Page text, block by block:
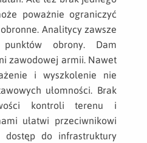
poważnie ograniczyć
Analitycy zawsze
punktów obrony. Dam
zawodowej armii. Nawet
i wyszkolenie nie
ułomności. Brak
kontroli terenu i
ułatwi przeciwnikowi
do infrastruktury